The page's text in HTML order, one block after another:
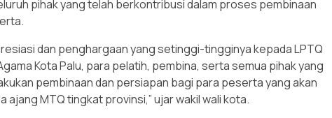
pihak yang telah berkontribusi dalam proses pembinaan
dan penghargaan yang setinggi-tingginya kepada LPTQ
Kota Palu, para pelatih, pembina, serta semua pihak yang
pembinaan dan persiapan bagi para peserta yang akan
ajang MTQ tingkat provinsi,” ujar wakil wali kota.